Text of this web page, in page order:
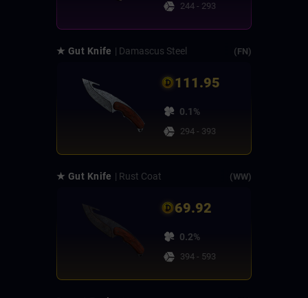
244 - 293
★ Gut Knife | Damascus Steel (FN)
111.95
0.1%
294 - 393
★ Gut Knife | Rust Coat (WW)
69.92
0.2%
394 - 593